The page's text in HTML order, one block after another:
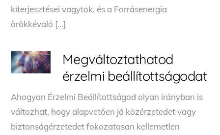
kiterjesztései vagytok, és a Forrásenergia
örökkévaló […]
Megváltoztathatod
érzelmi beállítottságodat
Ahogyan Érzelmi Beállítottságod olyan irányban is
változhat, hogy alapvetően jó közérzetedet vagy
biztonságérzetedet fokozatosan kellemetlen